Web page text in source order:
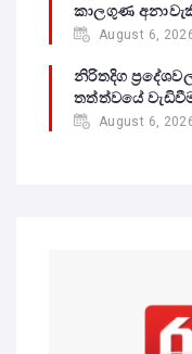
කාලගුණ
August 6,
නිරිතදිග
තත්ත්වයේ
August 6,